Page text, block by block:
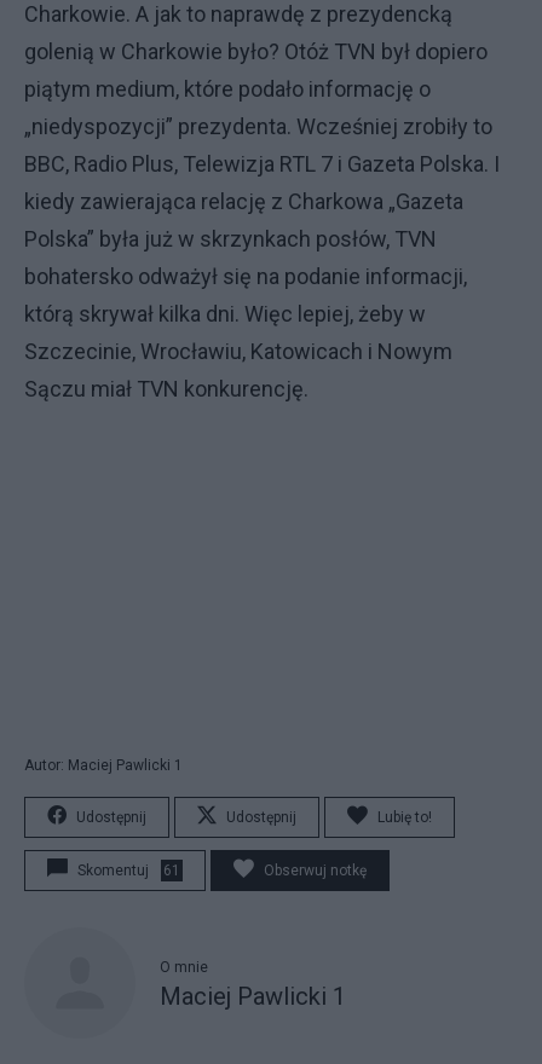
Charkowie. A jak to naprawdę z prezydencką
golenią w Charkowie było? Otóż TVN był dopiero
piątym medium, które podało informację o
„niedyspozycji” prezydenta. Wcześniej zrobiły to
BBC, Radio Plus, Telewizja RTL 7 i Gazeta Polska. I
kiedy zawierająca relację z Charkowa „Gazeta
Polska” była już w skrzynkach posłów, TVN
bohatersko odważył się na podanie informacji,
którą skrywał kilka dni. Więc lepiej, żeby w
Szczecinie, Wrocławiu, Katowicach i Nowym
Sączu miał TVN konkurencję.
Autor: Maciej Pawlicki 1
Udostępnij Udostępnij Lubię to!
Skomentuj 61 Obserwuj notkę
O mnie
Maciej Pawlicki 1